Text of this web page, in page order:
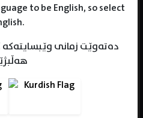
to be English, so select
دەتەوێت زمانی